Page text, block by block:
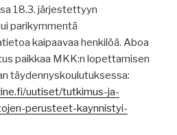
18.3. järjestettyyn
parikymmentä
kaipaavaa henkilöä. Aboa
paikkaa MKK:n lopettamisen
täydennyskoulutuksessa:
uutiset/tutkimus-ja-
perusteet-kaynnistyi-